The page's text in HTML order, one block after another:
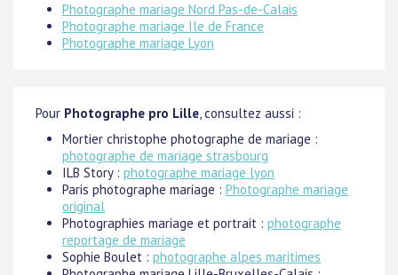
Photographe mariage Nord Pas-de-Calais
Photographe mariage Ile de France
Photographe mariage Lyon
Pour Photographe pro Lille, consultez aussi :
Mortier christophe photographe de mariage :
photographe de mariage strasbourg
ILB Story : photographe mariage lyon
Paris photographe mariage : Photographe mariage
original
Photographies mariage et portrait : photographe
reportage de mariage
Sophie Boulet : photographe alpes maritimes